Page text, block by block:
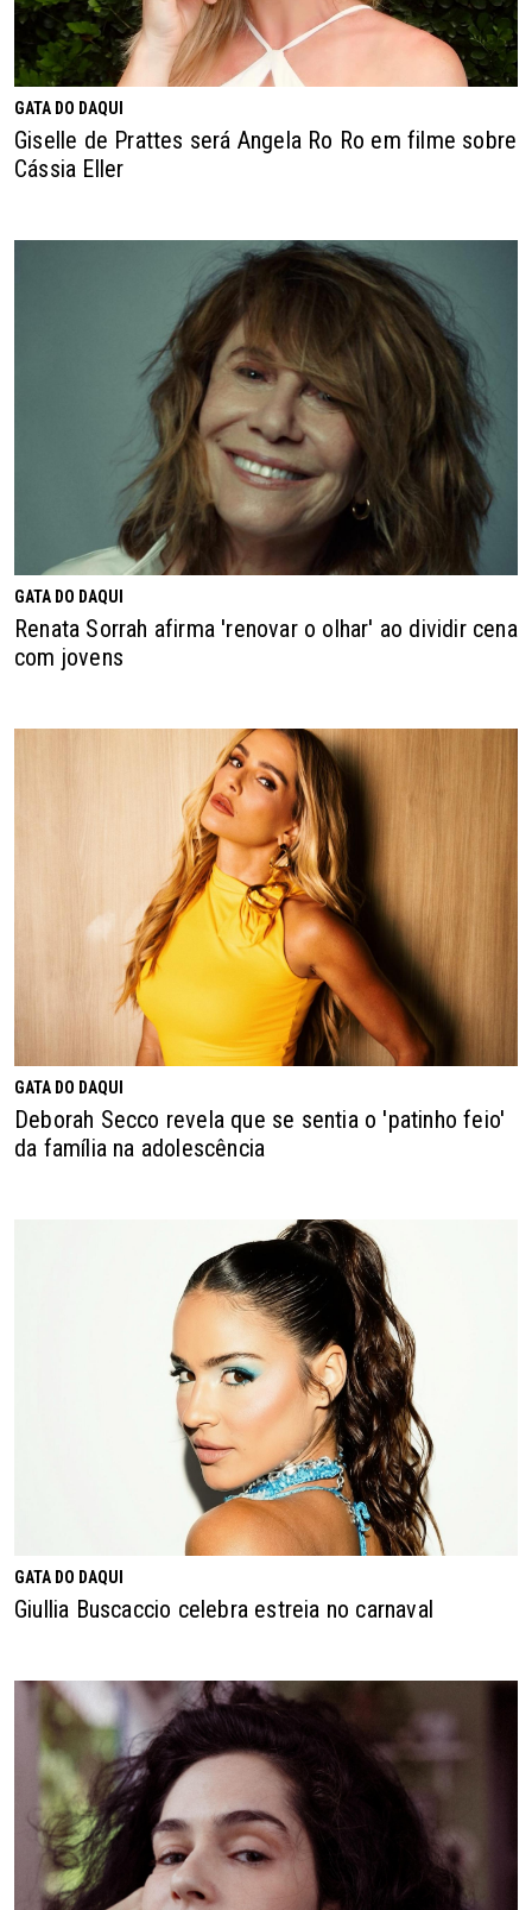
GATA DO DAQUI
Giselle de Prattes será Angela Ro Ro em filme sobre
Cássia Eller
GATA DO DAQUI
Renata Sorrah afirma 'renovar o olhar' ao dividir cena
com jovens
GATA DO DAQUI
Deborah Secco revela que se sentia o 'patinho feio'
da família na adolescência
GATA DO DAQUI
Giullia Buscaccio celebra estreia no carnaval